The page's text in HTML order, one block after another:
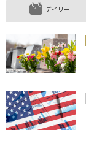
デイリー